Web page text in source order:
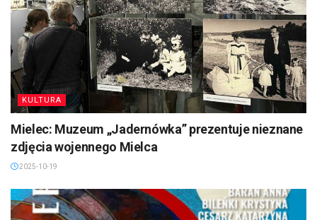
KULTURA
Mielec: Muzeum „Jadernówka” prezentuje nieznane
zdjęcia wojennego Mielca
2025-10-19